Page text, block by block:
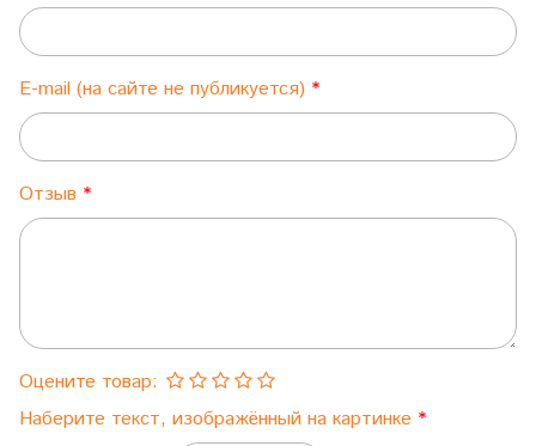
E-mail (на сайте не публикуется)
Отзыв
Оцените товар:
Наберите текст, изображённый на картинке